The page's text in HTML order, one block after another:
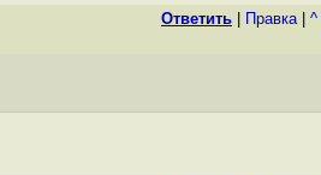
Ответить Правка| ^